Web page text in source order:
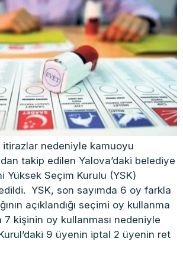
itirazlar nedeniyle kamuoyu
takip edilen Yalova’daki belediye
Yüksek Seçim Kurulu (YSK)
YSK, son sayımda 6 oy farkla
açıklandığı seçimi oy kullanma
kişinin oy kullanması nedeniyle
9 üyenin iptal 2 üyenin ret